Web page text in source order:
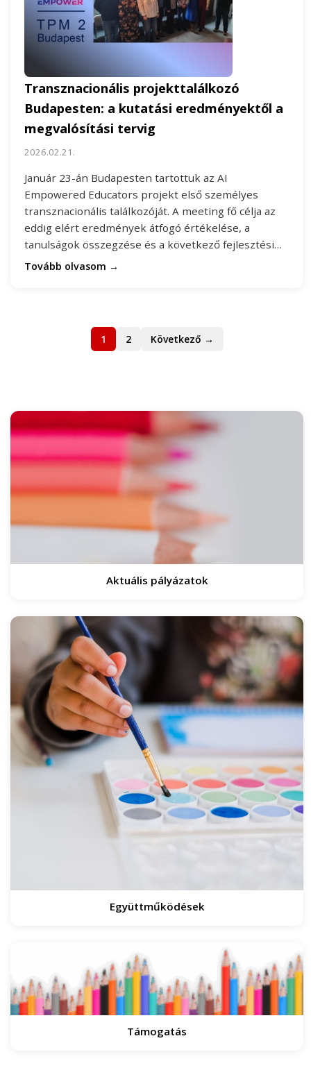
Transznacionális projekttalálkozó
Budapesten: a kutatási eredményektől a
megvalósítási tervig
2026.02.21.
Január 23-án Budapesten tartottuk az AI
Empowered Educators projekt első személyes
transznacionális találkozóját. A meeting fő célja az
eddig elért eredmények átfogó értékelése, a
tanulságok összegzése és a következő fejlesztési…
Tovább olvasom →
1 2 Következő →
Aktuális pályázatok
Együttműködések
Támogatás